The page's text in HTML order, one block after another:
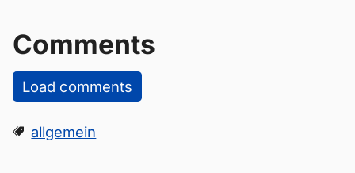
Comments
Load comments
allgemein